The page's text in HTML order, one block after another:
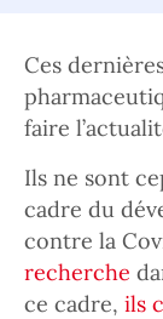
Ces
faire
Ils ne sont
cadre du
contre la
recherche
ce cadre, ils